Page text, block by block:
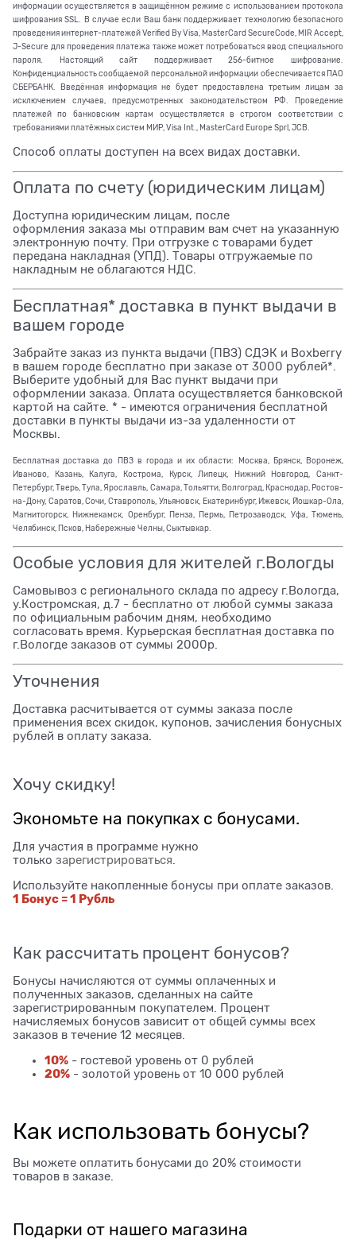
информации осуществляется в защищённом режиме с использованием протокола
шифрования SSL. В случае если Ваш банк поддерживает технологию безопасного
проведения интернет-платежей Verified By Visa, MasterCard SecureCode, MIR Accept,
J-Secure для проведения платежа также может потребоваться ввод специального
пароля. Настоящий сайт поддерживает 256-битное шифрование.
Конфиденциальность сообщаемой персональной информации обеспечивается ПАО
СБЕРБАНК. Введённая информация не будет предоставлена третьим лицам за
исключением случаев, предусмотренных законодательством РФ. Проведение
платежей по банковским картам осуществляется в строгом соответствии с
требованиями платёжных систем МИР, Visa Int., MasterCard Europe Sprl, JCB.
Способ оплаты доступен на всех видах доставки.
Оплата по счету (юридическим лицам)
Доступна юридическим лицам, после
оформления заказа мы отправим вам счет на указанную
электронную почту. При отгрузке с товарами будет
передана накладная (УПД). Товары отгружаемые по
накладным не облагаются НДС.
Бесплатная* доставка в пункт выдачи в
вашем городе
Забрайте заказ из пункта выдачи (ПВЗ) СДЭК и Boxberry
в вашем городе бесплатно при заказе от 3000 рублей*.
Выберите удобный для Вас пункт выдачи при
оформлении заказа. Оплата осуществляется банковской
картой на сайте. * - имеются ограничения бесплатной
доставки в пункты выдачи из-за удаленности от
Москвы.
Бесплатная доставка до ПВЗ в города и их области: Москва, Брянск, Воронеж,
Иваново, Казань, Калуга, Кострома, Курск, Липецк, Нижний Новгород, Санкт-
Петербург, Тверь, Тула, Ярославль, Самара, Тольятти, Волгоград, Краснодар, Ростов-
на-Дону, Саратов, Сочи, Ставрополь, Ульяновск, Екатеринбург, Ижевск, Йошкар-Ола,
Магнитогорск, Нижнекамск, Оренбург, Пенза, Пермь, Петрозаводск, Уфа, Тюмень,
Челябинск, Псков, Набережные Челны, Сыктывкар.
Особые условия для жителей г.Вологды
Самовывоз с регионального склада по адресу г.Вологда,
у.Костромская, д.7 - бесплатно от любой суммы заказа
по официальным рабочим дням, необходимо
согласовать время. Курьерская бесплатная доставка по
г.Вологде заказов от суммы 2000р.
Уточнения
Доставка расчитывается от суммы заказа после
применения всех скидок, купонов, зачисления бонусных
рублей в оплату заказа.
Хочу скидку!
Экономьте на покупках с бонусами.
Для участия в программе нужно
только зарегистрироваться
Используйте накопленные бонусы при оплате заказов.
1 Бонус = 1 Рубль
Как рассчитать процент бонусов?
Бонусы начисляются от суммы оплаченных и
полученных заказов, сделанных на сайте
зарегистрированным покупателем. Процент
начисляемых бонусов зависит от общей суммы всех
заказов в течение 12 месяцев.
10% - гостевой уровень от 0 рублей
20% - золотой уровень от 10 000 рублей
Как использовать бонусы?
Вы можете оплатить бонусами до 20% стоимости
товаров в заказе.
Подарки от нашего магазина